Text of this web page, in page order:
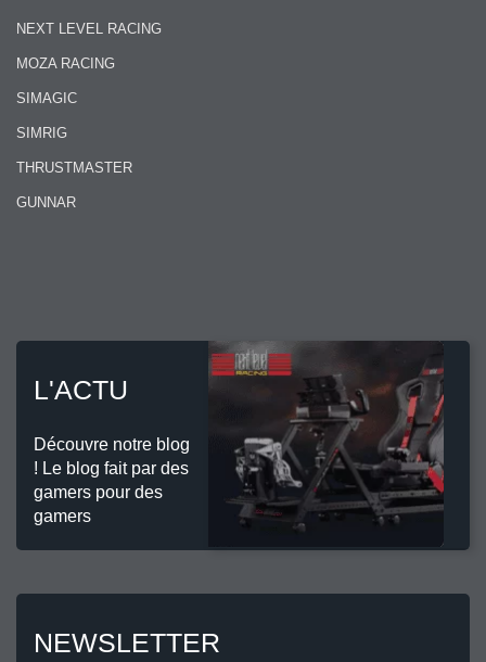
NEXT LEVEL RACING
MOZA RACING
SIMAGIC
SIMRIG
THRUSTMASTER
GUNNAR
L'ACTU
Découvre notre blog
! Le blog fait par des
gamers pour des
gamers
NEWSLETTER